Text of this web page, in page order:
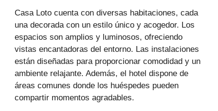
Casa Loto cuenta con diversas habitaciones, cada
una decorada con un estilo único y acogedor. Los
espacios son amplios y luminosos, ofreciendo
vistas encantadoras del entorno. Las instalaciones
están diseñadas para proporcionar comodidad y un
ambiente relajante. Además, el hotel dispone de
áreas comunes donde los huéspedes pueden
compartir momentos agradables.